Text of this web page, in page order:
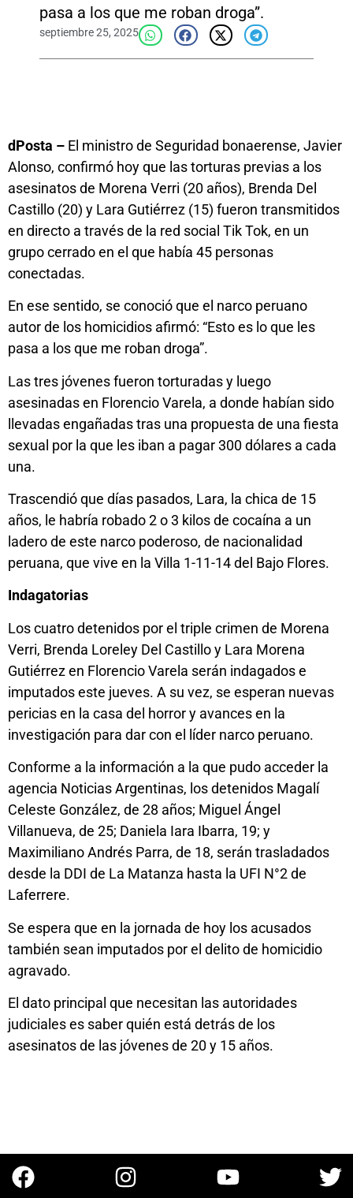
pasa a los que me roban droga”.
septiembre 25, 2025
dPosta – El ministro de Seguridad bonaerense, Javier
Alonso, confirmó hoy que las torturas previas a los
asesinatos de Morena Verri (20 años), Brenda Del
Castillo (20) y Lara Gutiérrez (15) fueron transmitidos
en directo a través de la red social Tik Tok, en un
grupo cerrado en el que había 45 personas
conectadas.
En ese sentido, se conoció que el narco peruano
autor de los homicidios afirmó: “Esto es lo que les
pasa a los que me roban droga”.
Las tres jóvenes fueron torturadas y luego
asesinadas en Florencio Varela, a donde habían sido
llevadas engañadas tras una propuesta de una fiesta
sexual por la que les iban a pagar 300 dólares a cada
una.
Trascendió que días pasados, Lara, la chica de 15
años, le habría robado 2 o 3 kilos de cocaína a un
ladero de este narco poderoso, de nacionalidad
peruana, que vive en la Villa 1-11-14 del Bajo Flores.
Indagatorias
Los cuatro detenidos por el triple crimen de Morena
Verri, Brenda Loreley Del Castillo y Lara Morena
Gutiérrez en Florencio Varela serán indagados e
imputados este jueves. A su vez, se esperan nuevas
pericias en la casa del horror y avances en la
investigación para dar con el líder narco peruano.
Conforme a la información a la que pudo acceder la
agencia Noticias Argentinas, los detenidos Magalí
Celeste González, de 28 años; Miguel Ángel
Villanueva, de 25; Daniela Iara Ibarra, 19; y
Maximiliano Andrés Parra, de 18, serán trasladados
desde la DDI de La Matanza hasta la UFI N°2 de
Laferrere.
Se espera que en la jornada de hoy los acusados
también sean imputados por el delito de homicidio
agravado.
El dato principal que necesitan las autoridades
judiciales es saber quién está detrás de los
asesinatos de las jóvenes de 20 y 15 años.